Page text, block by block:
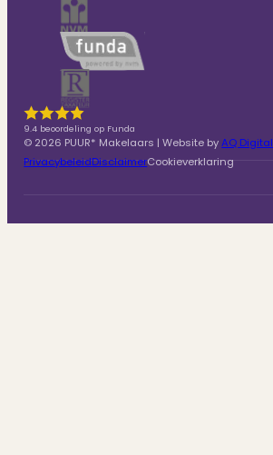
9.4 beoordeling op Funda
© 2026 PUUR* Makelaars | Website byAQ Digital
PrivacybeleidDisclaimerCookieverklaring